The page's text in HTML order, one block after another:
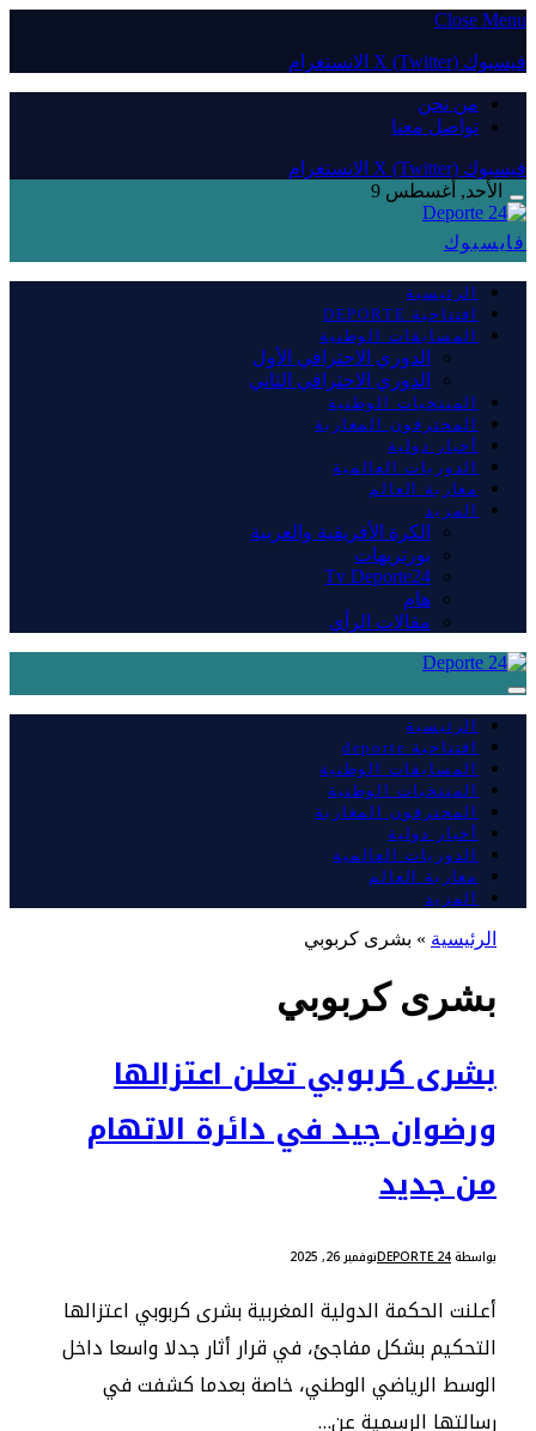
Close Menu
فيسبوك X (Twitter) الانستغرام
من نحن
تواصل معنا
فيسبوك X (Twitter) الانستغرام
الأحد, أغسطس 9
فايسبوك
الرئيسية
افتتاحية DEPORTE
المسابقات الوطنية
الدوري الاحترافي الأول
الدوري الاحترافي الثاني
المنتخبات الوطنية
المحترفون المغاربة
أخبار دولية
الدوريات العالمية
مغاربة العالم
المزيد
الكرة الأفريقية والعربية
بورتريهات
Tv Deporte24
هام
مقالات الرأي
الرئيسية
افتتاحية deporte
المسابقات الوطنية
المنتخبات الوطنية
المحترفون المغاربة
أخبار دولية
الدوريات العالمية
مغاربة العالم
المزيد
الرئيسية » بشرى كربوبي
بشرى كربوبي
بشرى كربوبي تعلن اعتزالها
ورضوان جيد في دائرة الاتهام
من جديد
بواسطةDEPORTE 24نوفمبر 26, 2025
أعلنت الحكمة الدولية المغربية بشرى كربوبي اعتزالها
التحكيم بشكل مفاجئ، في قرار أثار جدلا واسعا داخل
الوسط الرياضي الوطني، خاصة بعدما كشفت في
رسالتها الرسمية عن…